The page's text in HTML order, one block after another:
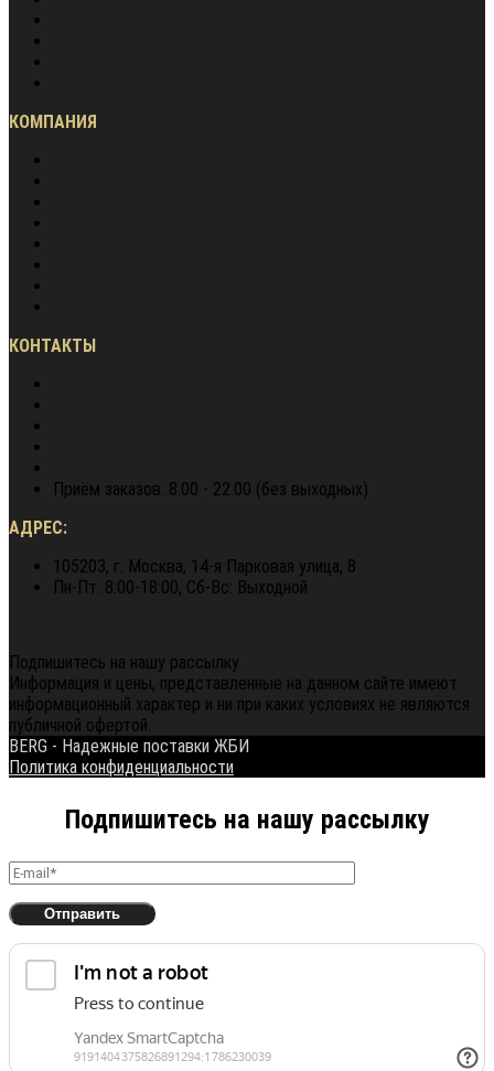
КОМПАНИЯ
КОНТАКТЫ
Приём заказов: 8.00 - 22.00 (без выходных)
АДРЕС:
105203, г. Москва, 14-я Парковая улица, 8
Пн-Пт: 8:00-18:00, Сб-Вс: Выходной
Подпишитесь на нашу рассылку
Информация и цены, представленные на данном сайте имеют
информационный характер и ни при каких условиях не являются
публичной офертой.
BERG - Надежные поставки ЖБИ
Политика конфиденциальности
Подпишитесь на нашу рассылку